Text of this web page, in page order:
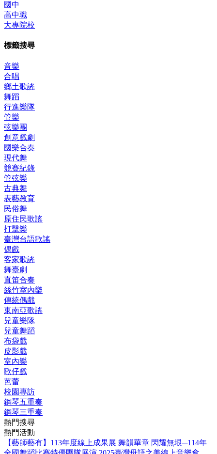
國中
高中職
大專院校
標籤搜尋
音樂
合唱
鄉土歌謠
舞蹈
行進樂隊
管樂
弦樂團
創意戲劇
國樂合奏
現代舞
競賽紀錄
管弦樂
古典舞
表藝教育
民俗舞
原住民歌謠
打擊樂
臺灣台語歌謠
偶戲
客家歌謠
舞臺劇
直笛合奏
絲竹室內樂
傳統偶戲
東南亞歌謠
兒童樂隊
兒童舞蹈
布袋戲
皮影戲
室內樂
歌仔戲
芭蕾
校園專訪
鋼琴五重奏
鋼琴三重奏
熱門搜尋
熱門活動
【藝師藝有】113年度線上成果展 舞韻華章 閃耀無垠─114年